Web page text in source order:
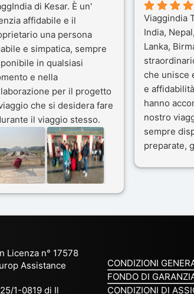
di Kesar. È un'
affidabile e il
una persona
e simpatica, sempre
in qualsiasi
e nella
per il progetto
che si desidera fare
il viaggio stesso.
stati 3 settimane in
a novembre 2025, 5
e il viaggio alla scoperta
Rajasthan e Varanasi è
bellissimo: grazie alla
dell' Agenzia con
la scelta degli Hotel.
il proprietario dell'
di partire: molto
Viaggindia
India,
Lanka,
che unisce
e
hanno
nostro
sempre
preparate,
livello e di
minimi
Licenza n° 17578
Assistance
1-0819 di Il
CONDIZIONI
FONDO DI
CONDIZIONI DI